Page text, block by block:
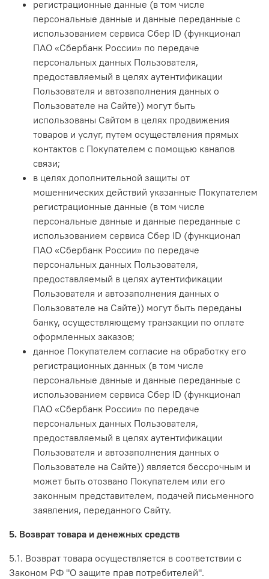
регистрационные данные (в том числе
персональные данные и данные переданные с
использованием сервиса Сбер ID (функционал
ПАО «Сбербанк России» по передаче
персональных данных Пользователя,
предоставляемый в целях аутентификации
Пользователя и автозаполнения данных о
Пользователе на Сайте)) могут быть
использованы Сайтом в целях продвижения
товаров и услуг, путем осуществления прямых
контактов с Покупателем с помощью каналов
связи;
в целях дополнительной защиты от
мошеннических действий указанные Покупателем
регистрационные данные (в том числе
персональные данные и данные переданные с
использованием сервиса Сбер ID (функционал
ПАО «Сбербанк России» по передаче
персональных данных Пользователя,
предоставляемый в целях аутентификации
Пользователя и автозаполнения данных о
Пользователе на Сайте)) могут быть переданы
банку, осуществляющему транзакции по оплате
оформленных заказов;
данное Покупателем согласие на обработку его
регистрационных данных (в том числе
персональные данные и данные переданные с
использованием сервиса Сбер ID (функционал
ПАО «Сбербанк России» по передаче
персональных данных Пользователя,
предоставляемый в целях аутентификации
Пользователя и автозаполнения данных о
Пользователе на Сайте)) является бессрочным и
может быть отозвано Покупателем или его
законным представителем, подачей письменного
заявления, переданного Сайту.
5. Возврат товара и денежных средств
5.1. Возврат товара осуществляется в соответствии с
Законом РФ "О защите прав потребителей".